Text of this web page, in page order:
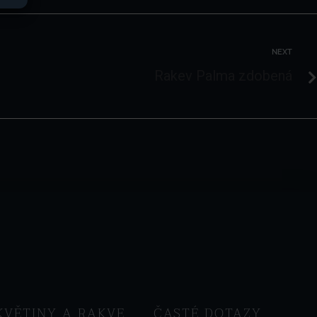
NEXT